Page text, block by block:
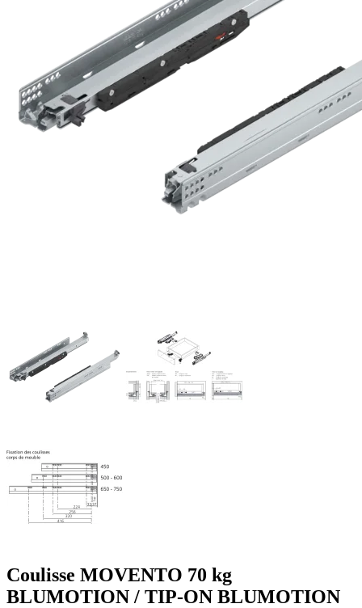
Coulisse MOVENTO 70 kg
BLUMOTION / TIP-ON BLUMOTION